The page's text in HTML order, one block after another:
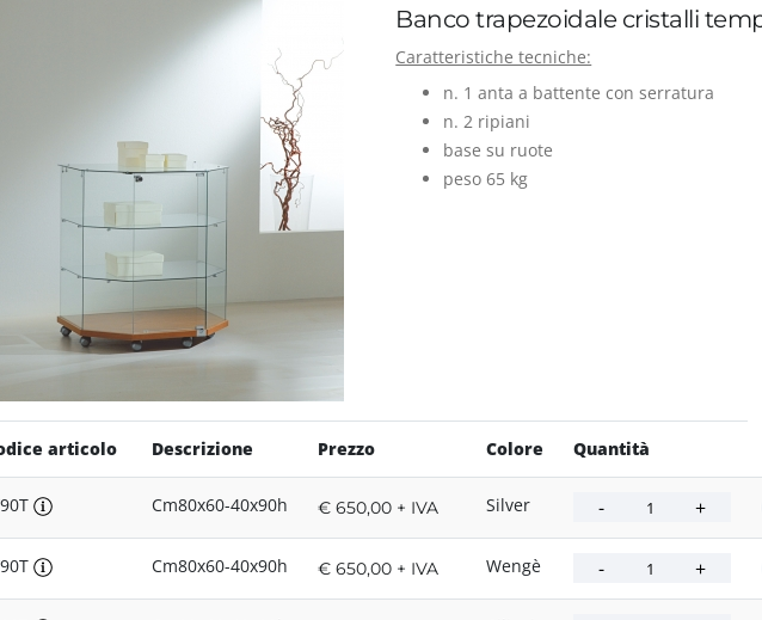
Banco trapezoidale cristalli
Caratteristiche tecniche:
n. 1 anta a battente con serratura
n. 2 ripiani
base su ruote
peso 65 kg
articolo Descrizione Prezzo Colore Quantità
Cm80x60-40x90h € 650,00 + IVA Silver
Cm80x60-40x90h € 650,00 + IVA Wengè